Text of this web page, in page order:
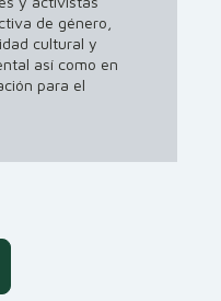
de género,
cultural y
así como en
para el